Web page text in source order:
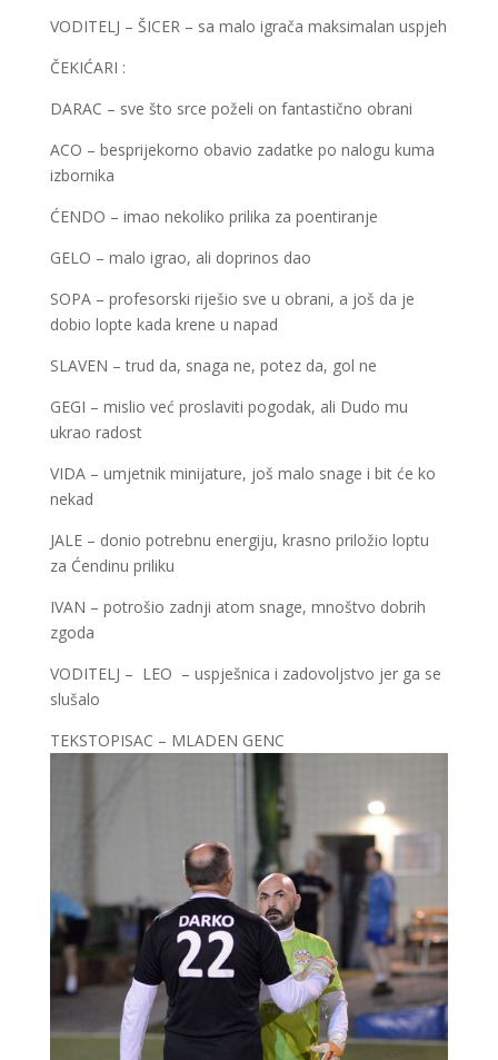
VODITELJ – ŠICER – sa malo igrača maksimalan uspjeh
ČEKIĆARI :
DARAC – sve što srce poželi on fantastično obrani
ACO – besprijekorno obavio zadatke po nalogu kuma
izbornika
ĆENDO – imao nekoliko prilika za poentiranje
GELO – malo igrao, ali doprinos dao
SOPA – profesorski riješio sve u obrani, a još da je
dobio lopte kada krene u napad
SLAVEN – trud da, snaga ne, potez da, gol ne
GEGI – mislio već proslaviti pogodak, ali Dudo mu
ukrao radost
VIDA – umjetnik minijature, još malo snage i bit će ko
nekad
JALE – donio potrebnu energiju, krasno priložio loptu
za Ćendinu priliku
IVAN – potrošio zadnji atom snage, mnoštvo dobrih
zgoda
VODITELJ – LEO – uspješnica i zadovoljstvo jer ga se
slušalo
TEKSTOPISAC – MLADEN GENC